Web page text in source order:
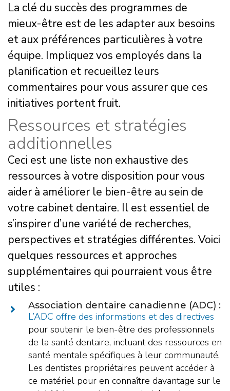
La clé du succès des programmes de
mieux-être est de les adapter aux besoins
et aux préférences particulières à votre
équipe. Impliquez vos employés dans la
planification et recueillez leurs
commentaires pour vous assurer que ces
initiatives portent fruit.
Ressources et stratégies
additionnelles
Ceci est une liste non exhaustive des
ressources à votre disposition pour vous
aider à améliorer le bien-être au sein de
votre cabinet dentaire. Il est essentiel de
s’inspirer d’une variété de recherches,
perspectives et stratégies différentes. Voici
quelques ressources et approches
supplémentaires qui pourraient vous être
utiles :
Association dentaire canadienne (ADC) :
L’ADC offre des informations et des directives
pour soutenir le bien-être des professionnels
de la santé dentaire, incluant des ressources en
santé mentale spécifiques à leur communauté.
Les dentistes propriétaires peuvent accéder à
ce matériel pour en connaître davantage sur le